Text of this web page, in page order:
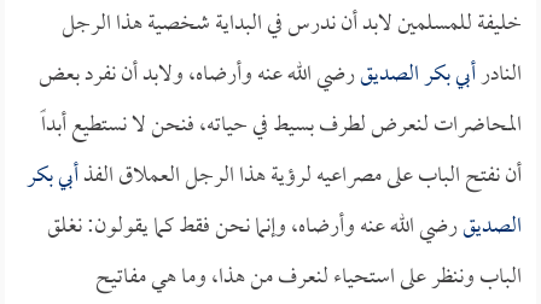
خليفة للمسلمين لابد أن ندرس في البداية شخصية هذا الرجل
النادرأبي بكر الصديقرضي الله عنه وأرضاه، ولابد أن نفرد بعض
المحاضرات لنعرض لطرف بسيط في حياته، فنحن لا نستطيع أبداً
أن نفتح الباب على مصراعيه لرؤية هذا الرجل العملاق الفذأبي بكر
الصديقرضي الله عنه وأرضاه، وإنما نحن فقط كما يقولون: نغلق
الباب وننظر على استحياء لنعرف من هذا، وما هي مفاتيح